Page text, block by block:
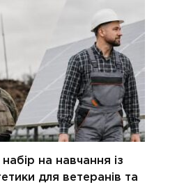
на навчання із
для ветеранів та